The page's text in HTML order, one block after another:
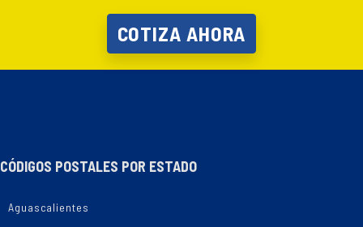
COTIZA AHORA
CÓDIGOS POSTALES POR ESTADO
Aguascalientes